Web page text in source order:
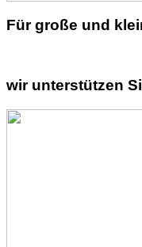
Für große und
wir unterstützen